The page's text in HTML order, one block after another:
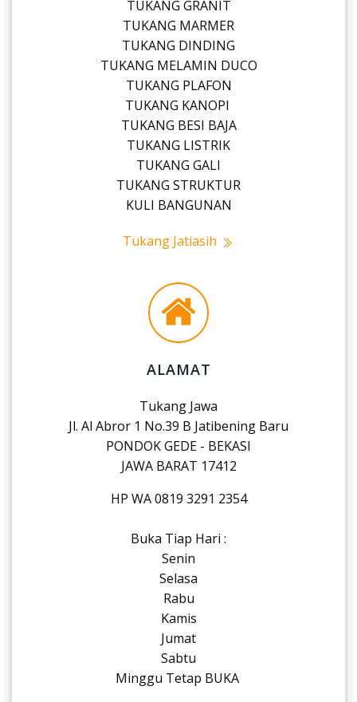
TUKANG GRANIT
TUKANG MARMER
TUKANG DINDING
TUKANG MELAMIN DUCO
TUKANG PLAFON
TUKANG KANOPI
TUKANG BESI BAJA
TUKANG LISTRIK
TUKANG GALI
TUKANG STRUKTUR
KULI BANGUNAN
Tukang Jatiasih
ALAMAT
Tukang Jawa
Jl. Al Abror 1 No.39 B Jatibening Baru
PONDOK GEDE - BEKASI
JAWA BARAT 17412
HP WA 0819 3291 2354
Buka Tiap Hari :
Senin
Selasa
Rabu
Kamis
Jumat
Sabtu
Minggu Tetap BUKA